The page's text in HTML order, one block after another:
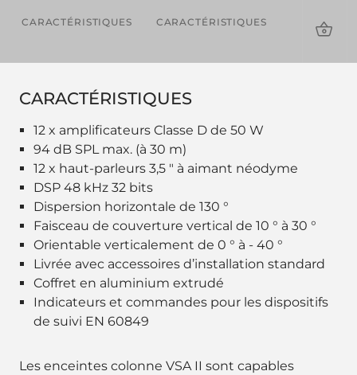
CARACTÉRISTIQUES CARACTÉRISTIQUES
CARACTÉRISTIQUES
12 x amplificateurs Classe D de 50 W
94 dB SPL max. (à 30 m)
12 x haut-parleurs 3,5 " à aimant néodyme
DSP 48 kHz 32 bits
Dispersion horizontale de 130 °
Faisceau de couverture vertical de 10 ° à 30 °
Orientable verticalement de 0 ° à - 40 °
Livrée avec accessoires d’installation standard
Coffret en aluminium extrudé
Indicateurs et commandes pour les dispositifs
de suivi EN 60849
Les enceintes colonne VSA II sont capables